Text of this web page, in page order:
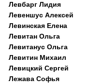
Левбарг Лидия
Левеншус Алексей
Левинская Елена
Левитан Ольга
Левитанус Ольга
Левитин Михаил
Левицкий Сергей
Лежава Софья